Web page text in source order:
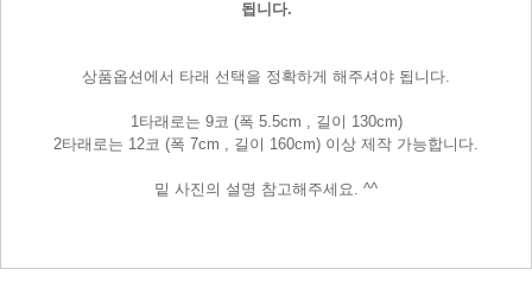
됩니다.
상품옵션에서 타래 선택을 정확하게 해주셔야 됩니다.
1타래로는 9코 (폭 5.5cm , 길이 130cm)
2타래로는 12코 (폭 7cm , 길이 160cm) 이상 제작 가능합니다.
밑 사진의 설명 참고해주세요. ^^